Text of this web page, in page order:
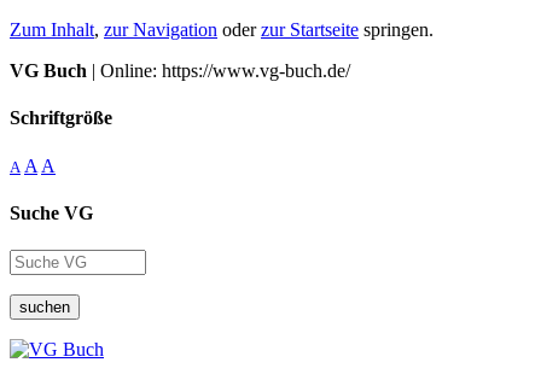
Zum Inhalt, zur Navigation oderzur Startseite springen.
VG Buch | Online: https://www.vg-buch.de/
Schriftgröße
A A A
Suche VG
suchen